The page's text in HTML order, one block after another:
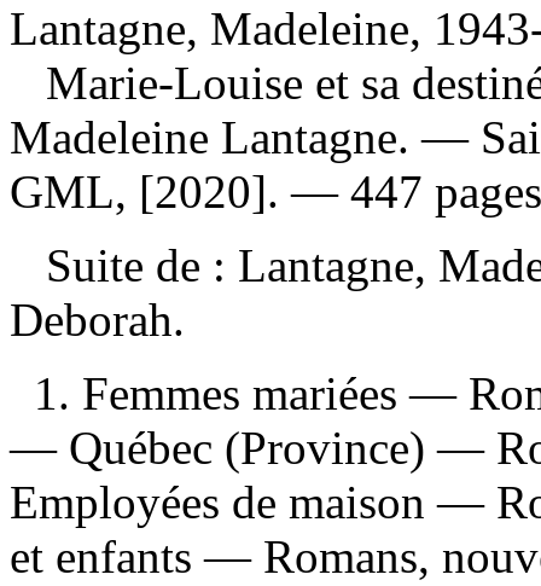
Lantagne, Madeleine,
Marie-Louise et sa
Madeleine Lantagne. —
GML, [2020]. — 447
Suite de : Lantagne,
Deborah.
1. Femmes mariées —
— Québec (Province) —
Employées de maison —
et enfants — Romans,